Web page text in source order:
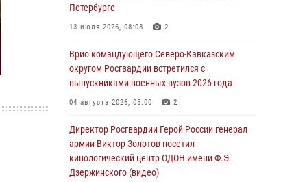
«Поезда Победы» в Кузбассе
08 августа 2026, 07:00
ОМОН «Ойрат» Управления Росгвардии по
Республике Калмыкия исполнилось 20 лет
08 августа 2026, 07:00
Росгвардии провели турнир по настольному
теннису ко Дню физкультурника
08 августа 2026, 07:00
Петербурге
13 июля 2026, 08:08 2
Врио командующего Северо-Кавказским
округом Росгвардии встретился с
выпускниками военных вузов 2026 года
04 августа 2026, 05:00 2
Директор Росгвардии Герой России генерал
армии Виктор Золотов посетил
кинологический центр ОДОН имени Ф.Э.
Дзержинского (видео)